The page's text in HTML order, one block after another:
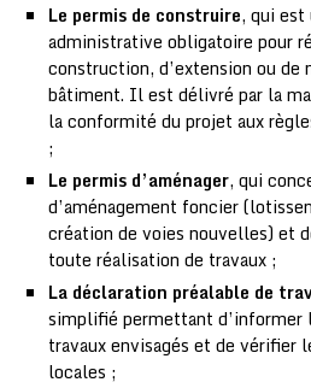
Le permis de construire, qui est
administrative obligatoire pour
construction, d’extension ou de
bâtiment. Il est délivré par la
la conformité du projet aux
;
Le permis d’aménager, qui
d’aménagement foncier
création de voies nouvelles) et
toute réalisation de travaux ;
La déclaration préalable de
simplifié permettant d’informer
travaux envisagés et de vérifier
locales ;